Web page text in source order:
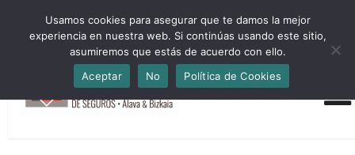
HORARIO INVIERNO Lun-Jue 09:00-16:30 Vier 9:00-14:00
administracion@cmsab.eus 94.442.43.43 Móvil y Whatsapp
688.889.170
Usamos cookies para asegurar que te damos la mejor
experiencia en nuestra web. Si continúas usando este sitio,
asumiremos que estás de acuerdo con ello.
Aceptar
No Política de Cookies